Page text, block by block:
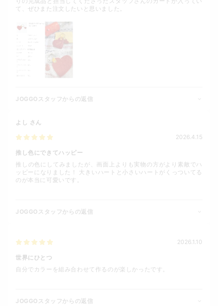
て、ぜひまた注文したいと思いました。
JOGGOスタッフからの返信
よし さん
2026.4.15
推し色にできてハッピー
推しの色にしてみましたが、画面上よりも実物の方がより素敵でハ
ッピーになりました！ 大きいハートと小さいハートがくっついてる
のが本当に可愛いです。
JOGGOスタッフからの返信
2026.1.10
世界にひとつ
自分でカラーを組み合わせて作るのが楽しかったです。
JOGGOスタッフからの返信